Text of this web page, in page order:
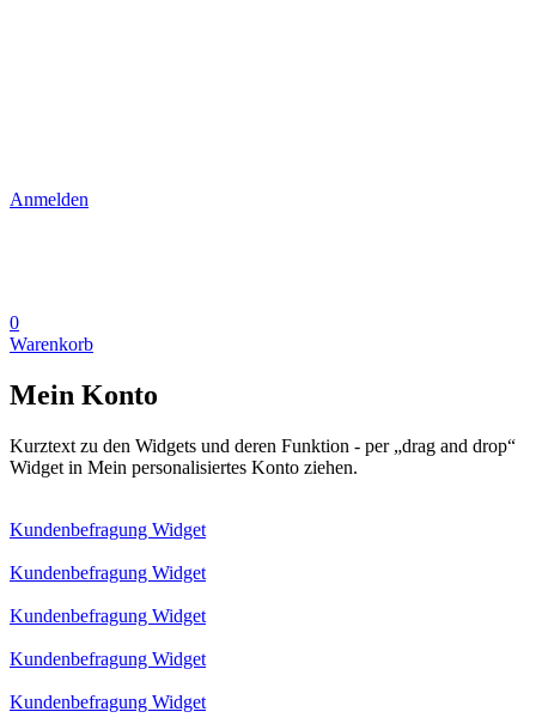
Anmelden
0
Warenkorb
Mein Konto
Kurztext zu den Widgets und deren Funktion - per „drag and drop“
Widget in Mein personalisiertes Konto ziehen.
Kundenbefragung Widget
Kundenbefragung Widget
Kundenbefragung Widget
Kundenbefragung Widget
Kundenbefragung Widget